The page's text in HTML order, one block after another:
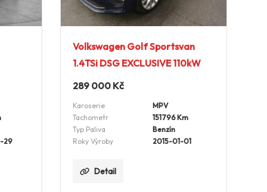
29
Volkswagen Golf Sportsvan
1.4TSi DSG EXCLUSIVE 110kW
289 000 Kč
Karoserie
MPV
Tachometr
151796 Km
Typ Paliva
Benzín
Roky Výroby
2015-01-01
Detail